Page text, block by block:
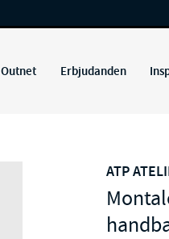
Outnet Erbjudanden
ATP